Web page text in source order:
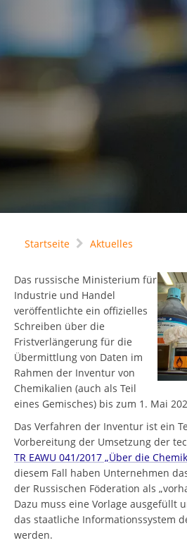
Startseite Aktuelles
Das russische Ministerium für
Industrie und Handel
veröffentlichte ein offizielles
Schreiben über die
Fristverlängerung für die
Übermittlung von Daten im
Rahmen der Inventur von
Chemikalien (auch als Teil
eines Gemisches) bis zum 1. Mai
Das Verfahren der Inventur ist ein
Vorbereitung der Umsetzung der
TR EAWU 041/2017 „Über die
diesem Fall haben Unternehmen
der Russischen Föderation als
Dazu muss eine Vorlage ausgefüllt
das staatliche Informationssystem
werden.